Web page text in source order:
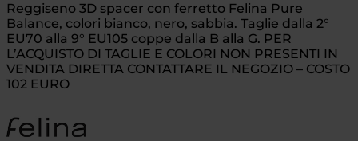
Reggiseno 3D spacer con ferretto Felina Pure
Balance, colori bianco, nero, sabbia. Taglie dalla 2°
EU70 alla 9° EU105 coppe dalla B alla G. PER
L’ACQUISTO DI TAGLIE E COLORI NON PRESENTI IN
VENDITA DIRETTA CONTATTARE IL NEGOZIO – COSTO
102 EURO